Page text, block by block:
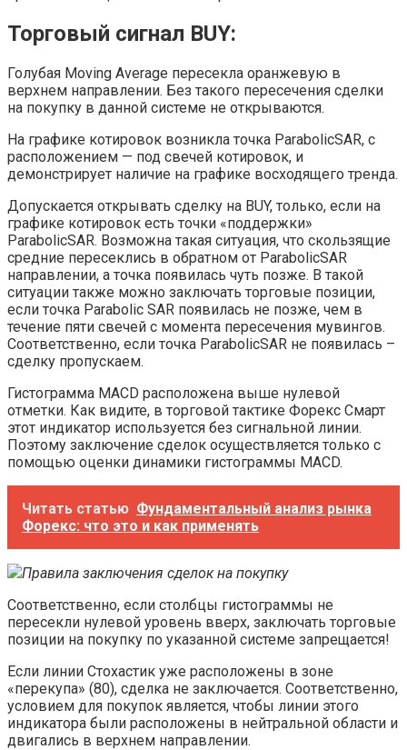
Торговый сигнал BUY:
Голубая Moving Average пересекла оранжевую в
верхнем направлении. Без такого пересечения сделки
на покупку в данной системе не открываются.
На графике котировок возникла точка ParabolicSAR, c
расположением — под свечей котировок, и
демонстрирует наличие на графике восходящего тренда.
Допускается открывать сделку на BUY, только, если на
графике котировок есть точки «поддержки»
ParabolicSAR. Возможна такая ситуация, что скользящие
средние пересеклись в обратном от ParabolicSAR
направлении, а точка появилась чуть позже. В такой
ситуации также можно заключать торговые позиции,
если точка Parabolic SAR появилась не позже, чем в
течение пяти свечей с момента пересечения мувингов.
Соответственно, если точка ParabolicSAR не появилась –
сделку пропускаем.
Гистограмма MACD расположена выше нулевой
отметки. Как видите, в торговой тактике Форекс Смарт
этот индикатор используется без сигнальной линии.
Поэтому заключение сделок осуществляется только с
помощью оценки динамики гистограммы MACD.
Читать статью Фундаментальный анализ рынка
Форекс: что это и как применять
Правила заключения сделок на покупку
Соответственно, если столбцы гистограммы не
пересекли нулевой уровень вверх, заключать торговые
позиции на покупку по указанной системе запрещается!
Если линии Стохастик уже расположены в зоне
«перекупа» (80), сделка не заключается. Соответственно,
условием для покупок является, чтобы линии этого
индикатора были расположены в нейтральной области и
двигались в верхнем направлении.